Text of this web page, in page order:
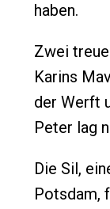
haben.
Zwei
Karins
der Werft
Peter lag
Die Sil,
Potsdam,